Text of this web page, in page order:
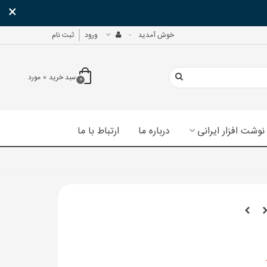
×
خوش آمدید ورود ثبت نام
0سبد خرید 0 مورد
نوشت افزار ایرانی درباره ما ارتباط با ما